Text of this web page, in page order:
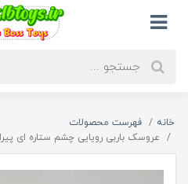
خانه
فهرست محصولات
عروسک باربی رویایی چشم ستاره ای پیراهن 4خونه خرسی اورجینال